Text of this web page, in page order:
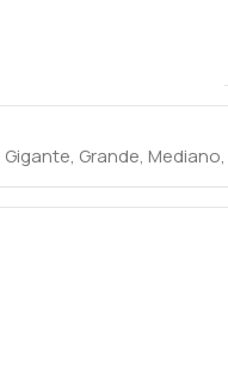
Gigante, Grande, Mediano,